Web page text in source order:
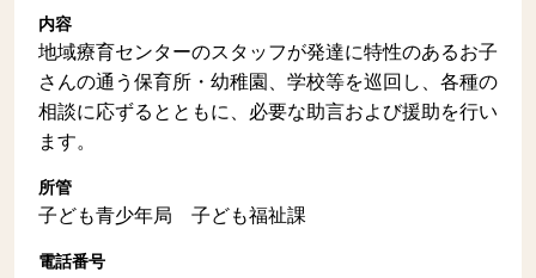
内容
地域療育センターのスタッフが発達に特性のあるお子
さんの通う保育所・幼稚園、学校等を巡回し、各種の
相談に応ずるとともに、必要な助言および援助を行い
ます。
所管
子ども青少年局 子ども福祉課
電話番号